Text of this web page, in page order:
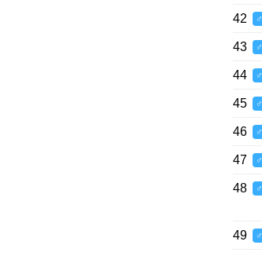
42 ♂
43 ♂
44 ♂
45 ♂
46 ♂
47 ♂
48 ♂
49 ♂